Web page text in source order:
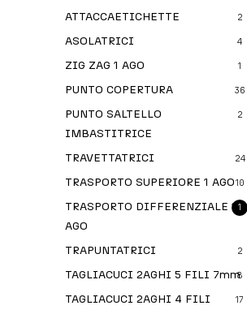
ATTACCAETICHETTE 2
ASOLATRICI 4
ZIG ZAG 1 AGO 1
PUNTO COPERTURA 36
PUNTO SALTELLO
IMBASTITRICE
2
TRAVETTATRICI 24
TRASPORTO SUPERIORE 1 AGO10
TRASPORTO DIFFERENZIALE 1
AGO
1
TRAPUNTATRICI 2
TAGLIACUCI 2AGHI 5 FILI 7mm8
TAGLIACUCI 2AGHI 4 FILI 17